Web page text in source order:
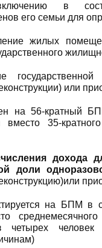
в
его семьи для
жилых
или
на 56-кратный
вместо 35-
дохода
доли
на БПМ в
человек